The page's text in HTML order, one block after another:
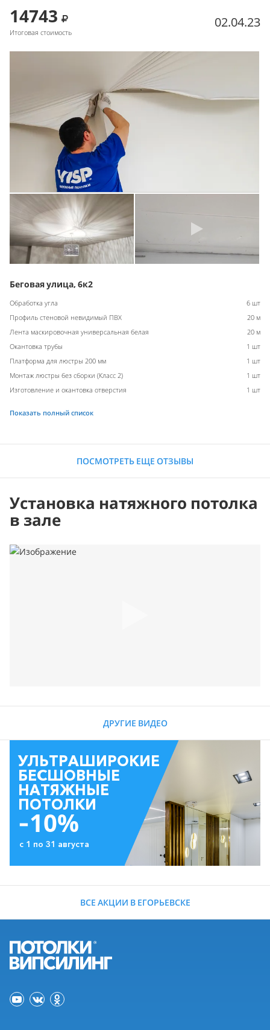
14743
Итоговая стоимость
02.04.23
Беговая улица, 6к2
Обработка угла
6 шт
Профиль стеновой невидимый ПВХ
20 м
Лента маскировочная универсальная белая
20 м
Окантовка трубы
1 шт
Платформа для люстры 200 мм
1 шт
Монтаж люстры без сборки (Класс 2)
1 шт
Изготовление и окантовка отверстия
1 шт
Показать полный список
ПОСМОТРЕТЬ ЕЩЕ ОТЗЫВЫ
Установка натяжного потолка
в зале
ДРУГИЕ ВИДЕО
УЛЬТРАШИРОКИЕ
БЕСШОВНЫЕ
НАТЯЖНЫЕ
ПОТОЛКИ
-10%
с 1 по 31 августа
ВСЕ АКЦИИ В ЕГОРЬЕВСКЕ